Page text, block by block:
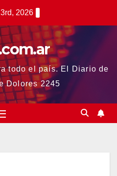
2026
todo el país. El Diario de
Dolores 2245